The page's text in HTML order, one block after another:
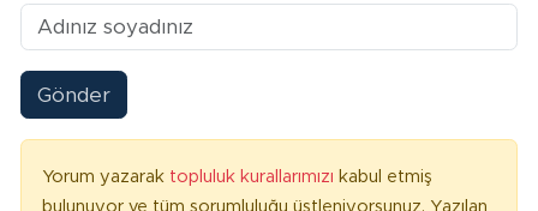
Gönder
Yorum yazarak topluluk kurallarımızı kabul etmiş
bulunuyor ve tüm sorumluluğu üstleniyorsunuz. Yazılan